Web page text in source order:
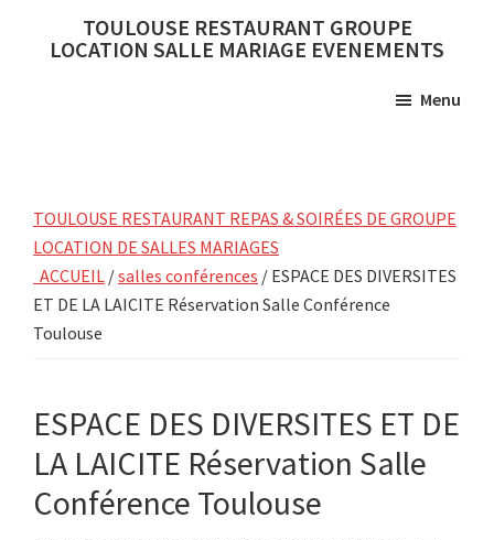
TOULOUSE RESTAURANT GROUPE
LOCATION SALLE MARIAGE EVENEMENTS
Menu
TOULOUSE RESTAURANT REPAS & SOIRÉES DE GROUPE
LOCATION DE SALLES MARIAGES
ACCUEIL /salles conférences / ESPACE DES DIVERSITES
ET DE LA LAICITE Réservation Salle Conférence
Toulouse
ESPACE DES DIVERSITES ET DE
LA LAICITE Réservation Salle
Conférence Toulouse